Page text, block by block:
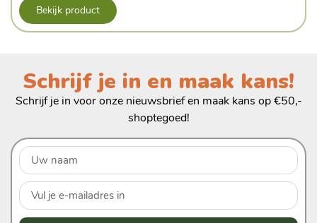
Bekijk product
Schrijf je in en maak kans!
Schrijf je in voor onze nieuwsbrief en maak kans op €50,-
shoptegoed!